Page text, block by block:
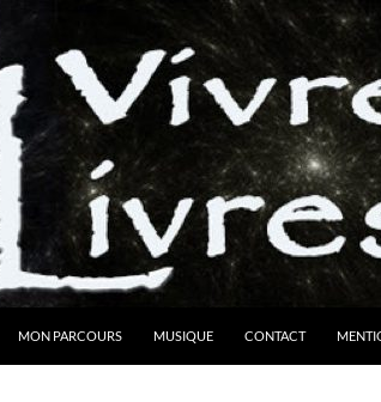
MON PARCOURS MUSIQUE CONTACT